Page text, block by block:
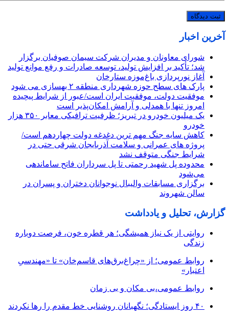
آخرین اخبار
شورای معاونان و مدیران شرکت سیمان صوفیان برگزار
شد؛ تأکید بر افزایش تولید، توسعه صادرات و رفع موانع تولید
آغاز نورپردازی باغ‌موزه ستارخان
پارک های سطح حوزه شهرداری منطقه ۲ بهسازی می شود
موفقیت دولت، موفقیت ایران است/عبور از شرایط پیچیده
امروز تنها با همدلی و آرامش امکان‌پذیر است
یک میلیون خودرو در تبریز؛ ظرفیت ترافیکی معابر ۳۵۰ هزار
خودرو
کاهش سایه جنگ مهم ‌ترین دغدغه دولت چهاردهم است/
پروژه ‌های عمرانی و سلامت آذربایجان شرقی حتی در
شرایط جنگی متوقف نشد
محدوده پل شهید رحمتی تا پل سرداران فاتح ساماندهی
می‌شود
برگزاری مسابقات والیبال نوجوانان دختران و پسران در
سالن شهروند
گزارش، تحلیل و یادداشت
روایتی از یک نیاز همیشگی؛ هر قطره خون، فرصت دوباره
زندگی
روابط عمومی؛ از «چراغ‌برق‌های قاسم‌خان» تا «مهندسیِ
اعتبار»
روابط عمومی،بی مکان و بی زمان
۴۰ روز ایستادگی؛ نگهبانان روشنایی خط مقدم را رها نکردند